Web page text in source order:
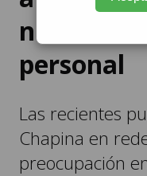
noticia de
personal
Las recientes
Chapina en
preocupación